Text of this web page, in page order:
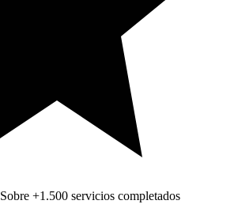
Sobre +1.500 servicios completados